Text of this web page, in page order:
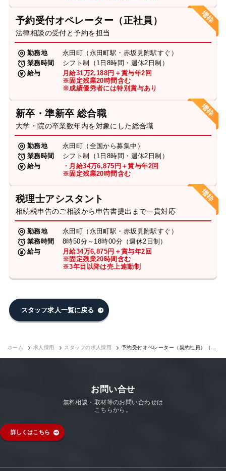
予約受付オペレーター（正社員）
法律相談の受付と予約を担当
勤務地
永田町（永田町駅・赤坂見附駅すぐ）
業務時間
シフト制（1日8時間・週休2日制）
給与
月給31万2,188円＋賞与年2回
※固定残業20時間含む
※成績優秀者には特別賞与あり
新卒・準新卒 総合職
大学・院の卒業数年内を対象にした総合職
勤務地
永田町（全国から募集中）
業務時間
シフト制（1日8時間・週休2日制）
給与
・月給34万6,875円＋賞与年2回
※固定残業20時間含む
税理士アシスタント
相続税申告のご相談から申告書提出まで一貫対応
勤務地
永田町（永田町駅・赤坂見附駅すぐ）
業務時間
8時50分～18時00分（週休2日制）
給与
月給34万6,875円＋賞与年2回
※固定残業20時間含む
※3年目以降は売上連動制
スタッフ求人一覧に戻る
ホーム 求人採用 スタッフの求人採用
予約受付オペレーター（契約社員）（永
お問い合せ
無料相談・取材等のお問い合わせは
こちらから。
詳しくはこちら